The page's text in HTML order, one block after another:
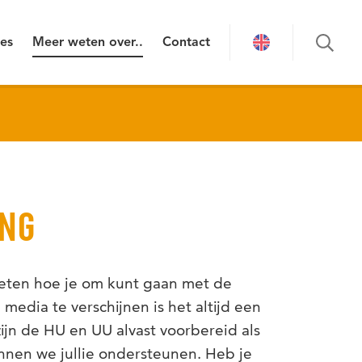
Meer weten over.. Contact
hoe je om kunt gaan met de
te verschijnen is het altijd een
de HU en UU alvast voorbereid als
we jullie ondersteunen. Heb je